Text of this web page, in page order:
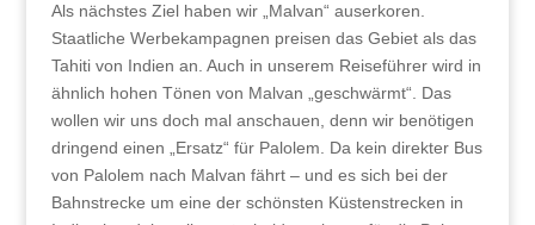
Als nächstes Ziel haben wir „Malvan“ auserkoren.
Staatliche Werbekampagnen preisen das Gebiet als das
Tahiti von Indien an. Auch in unserem Reiseführer wird in
ähnlich hohen Tönen von Malvan „geschwärmt“. Das
wollen wir uns doch mal anschauen, denn wir benötigen
dringend einen „Ersatz“ für Palolem. Da kein direkter Bus
von Palolem nach Malvan fährt – und es sich bei der
Bahnstrecke um eine der schönsten Küstenstrecken in